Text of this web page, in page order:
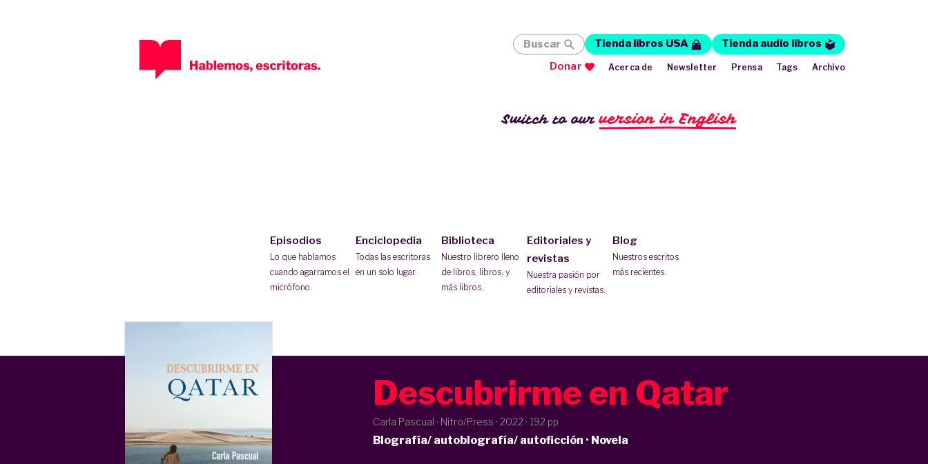
Switch to ourversion in English
Episodios
Lo que hablamos
cuando agarramos el
micrófono.
Enciclopedia
Todas las escritoras
en un solo lugar.
Biblioteca
Nuestro librero lleno
de libros, libros, y
más libros.
Editoriales y
revistas
Nuestra pasión por
editoriales y revistas.
Blog
Nuestros escritos
más recientes.
Buscar Tienda libros USA
Tienda audio libros
Donar
Acerca de Newsletter Prensa Tags Archivo
Descubrirme en Qatar
Carla Pascual · Nitro/Press · 2022 · 192 pp
Biografía/ autobiografía/ autoficción · Novela